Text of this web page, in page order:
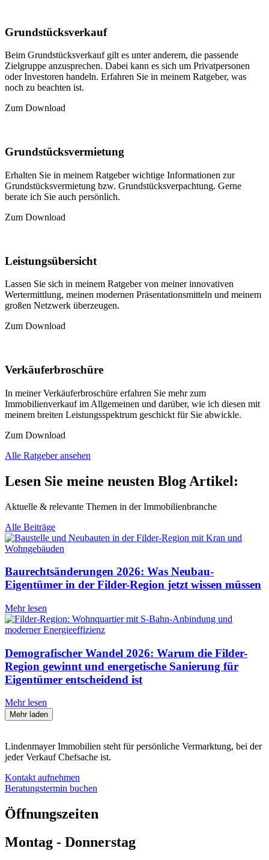
Grundstücksverkauf
Beim Grundstücksverkauf gilt es unter anderem, die passende
Zielgruppe anzusprechen. Dabei kann es sich um Privatpersonen
oder Investoren handeln. Erfahren Sie in meinem Ratgeber, was
noch zu beachten ist.
Zum Download
Grundstücksvermietung
Erhalten Sie in meinem Ratgeber wichtige Informationen zur
Grundstücksvermietung bzw. Grundstücksverpachtung. Gerne
berate ich Sie auch persönlich.
Zum Download
Leistungsübersicht
Lassen Sie sich in meinem Ratgeber von meiner innovativen
Wertermittlung, meinen modernen Präsentationsmitteln und meinem
großen Netzwerk überzeugen.
Zum Download
Verkäuferbroschüre
In meiner Verkäuferbroschüre erfahren Sie mehr zum
Immobilienverkauf im Allgemeinen und darüber, wie ich diesen mit
meinem breiten Leistungsspektrum geschickt für Sie abwickle.
Zum Download
Alle Ratgeber ansehen
Lesen Sie meine neusten Blog Artikel:
Aktuelle & relevante Themen in der Immobilienbranche
Alle Beiträge
Baurechtsänderungen 2026: Was Neubau-
Eigentümer in der Filder-Region jetzt wissen müssen
Mehr lesen
Demografischer Wandel 2026: Warum die Filder-
Region gewinnt und energetische Sanierung für
Eigentümer entscheidend ist
Mehr lesen
Mehr laden
Lindenmayer Immobilien steht für persönliche Vermarktung, bei der
jeder Verkauf Chefsache ist.
Kontakt aufnehmen
Beratungstermin buchen
Öffnungszeiten
Montag - Donnerstag